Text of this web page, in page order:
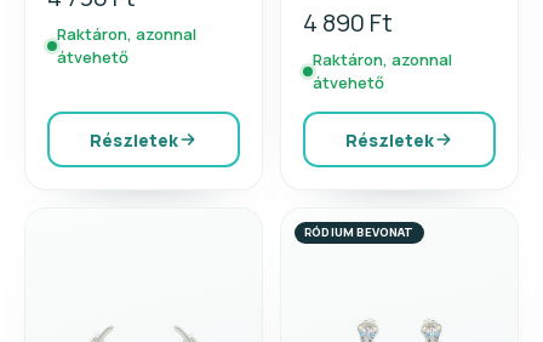
Raktáron, azonnal
átvehető
Részletek
4 890 Ft
Raktáron, azonnal
átvehető
Részletek
RÓDIUM BEVONAT